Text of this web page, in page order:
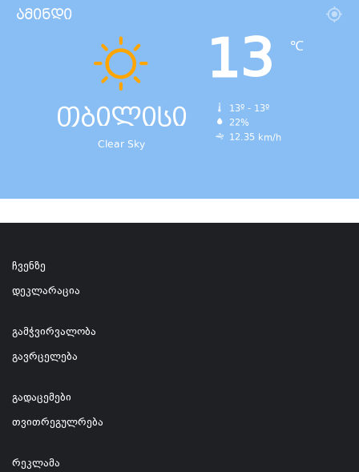
ამინდი
თბილისი
Clear Sky
13 ℃
13º - 13º
22%
12.35 km/h
ჩვენზე
დეკლარაცია
გამჭვირვალობა
გავრცელება
გადაცემები
თვითრეგულრება
რეკლამა